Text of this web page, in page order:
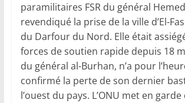
paramilitaires FSR du général
revendiqué la prise de la ville d’El-
du Darfour du Nord. Elle était
forces de soutien rapide depuis 18
du général al-Burhan, n’a pour
confirmé la perte de son dernier
l’ouest du pays. L’ONU met en